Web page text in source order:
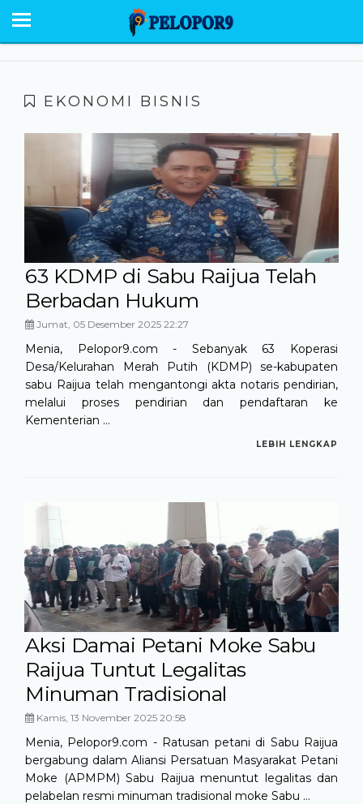
BERANDA
EKONOMI POLITIK
OPINI
HUMANIORA
HUKUM KRIMINAL
GALERI
EKONOMI BISNIS
63 KDMP di Sabu Raijua Telah
Berbadan Hukum
Jumat, 05 Desember 2025 22:27
Menia, Pelopor9.com - Sebanyak 63 Koperasi
Desa/Kelurahan Merah Putih (KDMP) se-kabupaten
sabu Raijua telah mengantongi akta notaris pendirian,
melalui proses pendirian dan pendaftaran ke
Kementerian ...
LEBIH LENGKAP
Aksi Damai Petani Moke Sabu
Raijua Tuntut Legalitas
Minuman Tradisional
Kamis, 13 November 2025 20:58
Menia, Pelopor9.com - Ratusan petani di Sabu Raijua
bergabung dalam Aliansi Persatuan Masyarakat Petani
Moke (APMPM) Sabu Raijua menuntut legalitas dan
pelabelan resmi minuman tradisional moke Sabu ...